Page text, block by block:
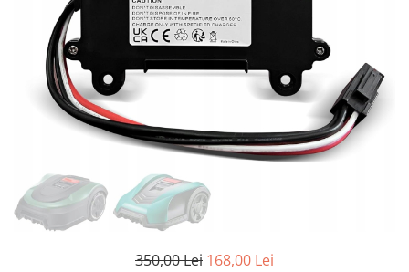
Motoare Periate
Mufe si Conectori
Radiocomenzi 6 Canale – Control
Precis și Stabil pentru Modele RC
Navomag
Servomotoare
Variatoare Esc-uri Brushless
Variatoare turatie - Esc-uri Periate
Genti si accesorii femei
Haine
Caciuli si Palarii
Haine Ciclism
Haine dama
Pantaloni barbati
Iluminat & electrice
Imbracaminte
Incarcatoare telefoane
Ingrijire personala & Cosmetice
350,00 Lei 168,00 Lei